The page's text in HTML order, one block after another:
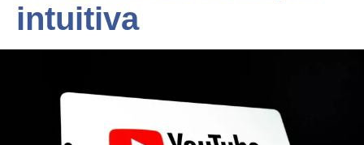
intuitiva